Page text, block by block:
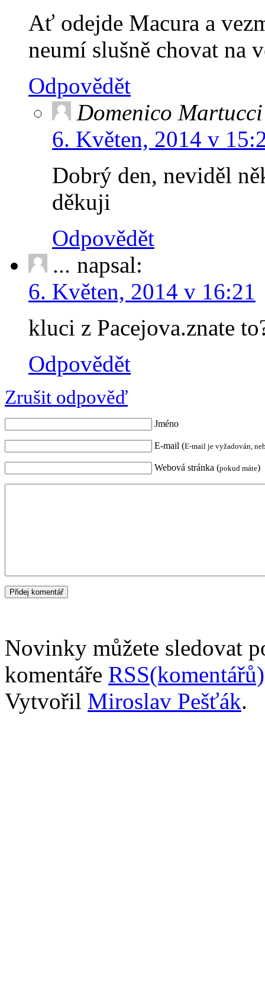
Ať odejde Macura a
neumí slušně chovat na
Odpovědět
Domenico Martucci
6. Květen, 2014 v
Dobrý den, neviděl
děkuji
Odpovědět
... napsal:
6. Květen, 2014 v 16:21
kluci z Pacejova.znate
Odpovědět
Zrušit odpověď
Jméno
E-mail (E-mail je vyžadován,
Webová stránka (pokud máte)
Novinky můžete sledovat
komentáře RSS(komentářů)
Vytvořil Miroslav Pešťák.